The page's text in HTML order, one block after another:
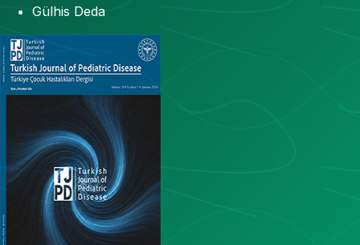
Gülhis Deda